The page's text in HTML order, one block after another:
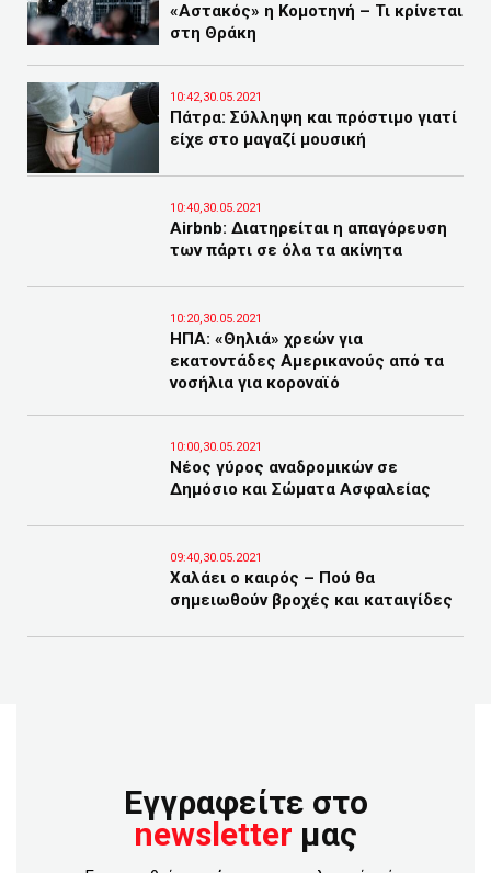
«Αστακός» η Κομοτηνή – Τι κρίνεται
στη Θράκη
10:42,30.05.2021
Πάτρα: Σύλληψη και πρόστιμο γιατί
είχε στο μαγαζί μουσική
10:40,30.05.2021
Airbnb: Διατηρείται η απαγόρευση
των πάρτι σε όλα τα ακίνητα
10:20,30.05.2021
ΗΠΑ: «Θηλιά» χρεών για
εκατοντάδες Αμερικανούς από τα
νοσήλια για κοροναϊό
10:00,30.05.2021
Νέος γύρος αναδρομικών σε
Δημόσιο και Σώματα Ασφαλείας
09:40,30.05.2021
Χαλάει ο καιρός – Πού θα
σημειωθούν βροχές και καταιγίδες
Εγγραφείτε στο
newsletter μας